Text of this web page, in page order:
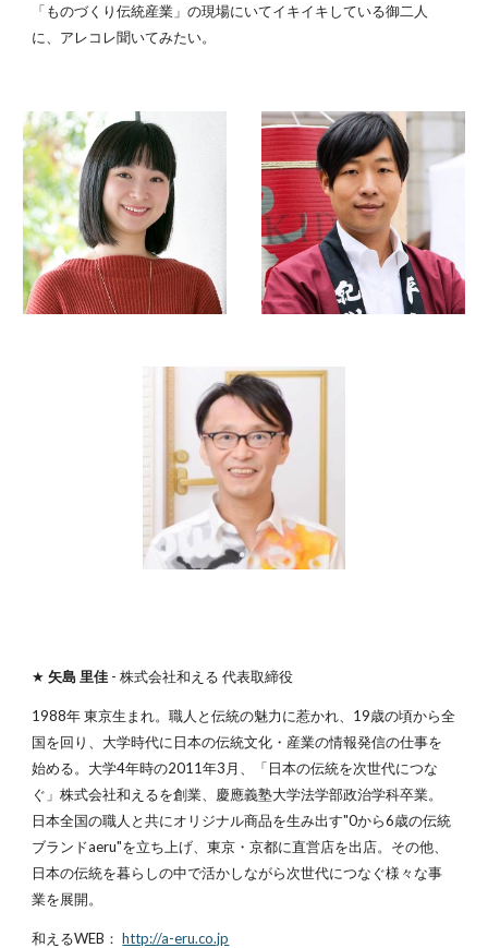
「ものづくり伝統産業」の現場にいてイキイキしている御二人
に、アレコレ聞いてみたい。
★矢島 里佳 - 株式会社和える 代表取締役
1988年 東京生まれ。職人と伝統の魅力に惹かれ、19歳の頃から全
国を回り、大学時代に日本の伝統文化・産業の情報発信の仕事を
始める。大学4年時の2011年3月、「日本の伝統を次世代につな
ぐ」株式会社和えるを創業、慶應義塾大学法学部政治学科卒業。
日本全国の職人と共にオリジナル商品を生み出す"0から6歳の伝統
ブランドaeru"を立ち上げ、東京・京都に直営店を出店。その他、
日本の伝統を暮らしの中で活かしながら次世代につなぐ様々な事
業を展開。
和えるWEB： http://a-eru.co.jp